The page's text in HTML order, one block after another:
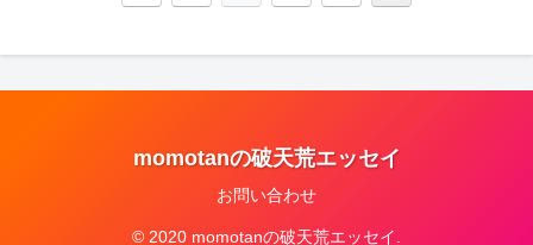
momotanの破天荒エッセイ
お問い合わせ
© 2020 momotanの破天荒エッセイ.